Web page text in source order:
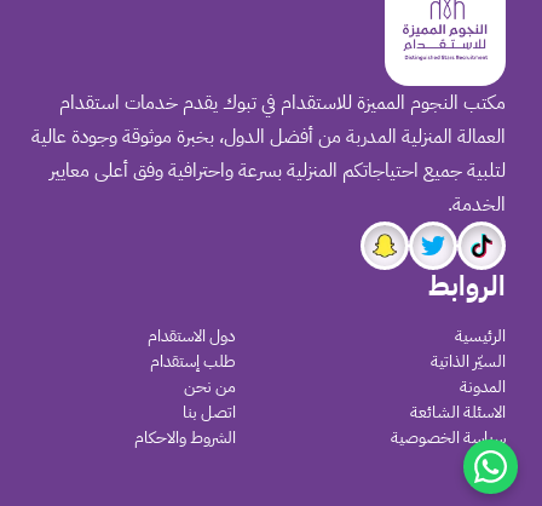
مكتب النجوم المميزة للاستقدام في تبوك يقدم خدمات استقدام
العمالة المنزلية المدربة من أفضل الدول، بخبرة موثوقة وجودة عالية
لتلبية جميع احتياجاتكم المنزلية بسرعة واحترافية وفق أعلى معايير
الخدمة.
الروابط
الرئيسية
دول الاستقدام
السيّر الذاتية
طلب إستقدام
المدونة
من نحن
الاسئلة الشائعة
اتصل بنا
سياسة الخصوصية
الشروط والاحكام